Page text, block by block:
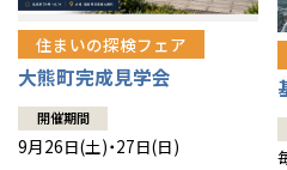
住まいの探検フェア
大熊町完成見学会
開催期間
9月26日(土)・27日(日)